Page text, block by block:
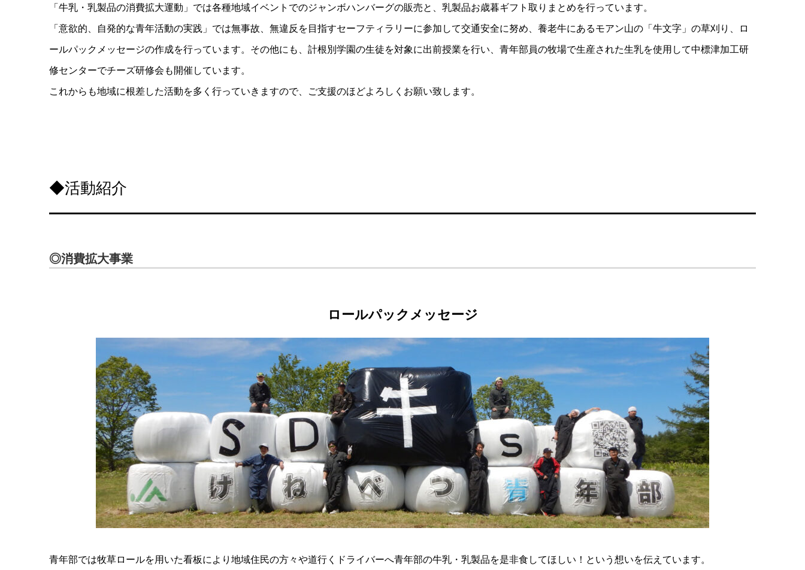
「牛乳・乳製品の消費拡大運動」では各種地域イベントでのジャンボハンバーグの販売と、乳製品お歳暮ギフト取りまとめを行っています。
「意欲的、自発的な青年活動の実践」では無事故、無違反を目指すセーフティラリーに参加して交通安全に努め、養老牛にあるモアン山の「牛文字」の草刈り、ロ
ールパックメッセージの作成を行っています。その他にも、計根別学園の生徒を対象に出前授業を行い、青年部員の牧場で生産された生乳を使用して中標津加工研
修センターでチーズ研修会も開催しています。
これからも地域に根差した活動を多く行っていきますので、ご支援のほどよろしくお願い致します。
◆活動紹介
◎消費拡大事業
ロールパックメッセージ
青年部では牧草ロールを用いた看板により地域住民の方々や道行くドライバーへ青年部の牛乳・乳製品を是非食してほしい！という想いを伝えています。